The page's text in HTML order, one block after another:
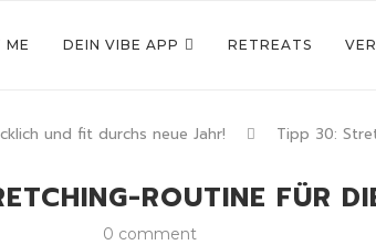
ME DEIN VIBE APP RETREATS
und fit durchs neue Jahr! Tipp 30:
ROUTINE FÜR
0 comment